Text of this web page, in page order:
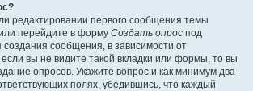
редактировании первого сообщения темы
перейдите в форму Создать опрос под
сообщения, в зависимости от
если вы не видите такой вкладки или формы, то вы
опросов. Укажите вопрос и как минимум два
полях, убедившись, что каждый